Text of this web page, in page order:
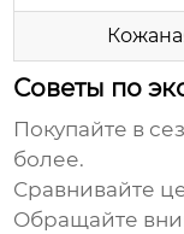
Советы по
Покупайте в
более.
Сравнивайте
Обращайте